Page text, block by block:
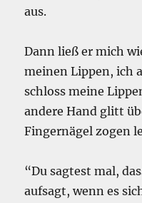
aus.
Dann ließ er mich
meinen Lippen, ich
schloss meine
andere Hand glitt
Fingernägel zogen
“Du sagtest mal,
aufsagt, wenn es